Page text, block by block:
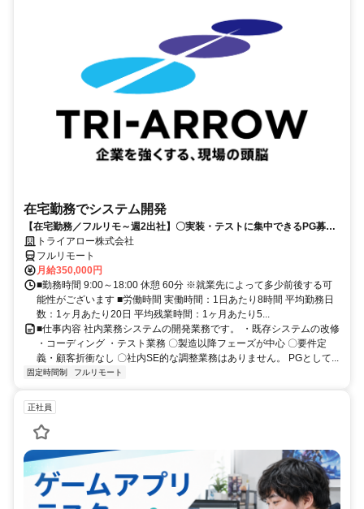
在宅勤務でシステム開発
【在宅勤務／フルリモ～週2出社】〇実装・テストに集中できるPG募集
〇業務用端末貸与あり
トライアロー株式会社
フルリモート
月給350,000円
■勤務時間 9:00～18:00 休憩 60分 ※就業先によって多少前後する可
能性がございます ■労働時間 実働時間：1日あたり8時間 平均勤務日
数：1ヶ月あたり20日 平均残業時間：1ヶ月あたり5...
■仕事内容 社内業務システムの開発業務です。 ・既存システムの改修
・コーディング ・テスト業務 〇製造以降フェーズが中心 〇要件定
義・顧客折衝なし 〇社内SE的な調整業務はありません。 PGとして...
固定時間制 フルリモート
正社員